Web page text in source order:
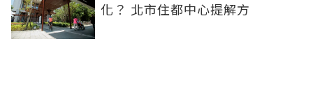
化？ 北市住都中心提解方